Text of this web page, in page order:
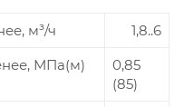
мз/ч
1,8..6
МПа(м)
0,85
(85)